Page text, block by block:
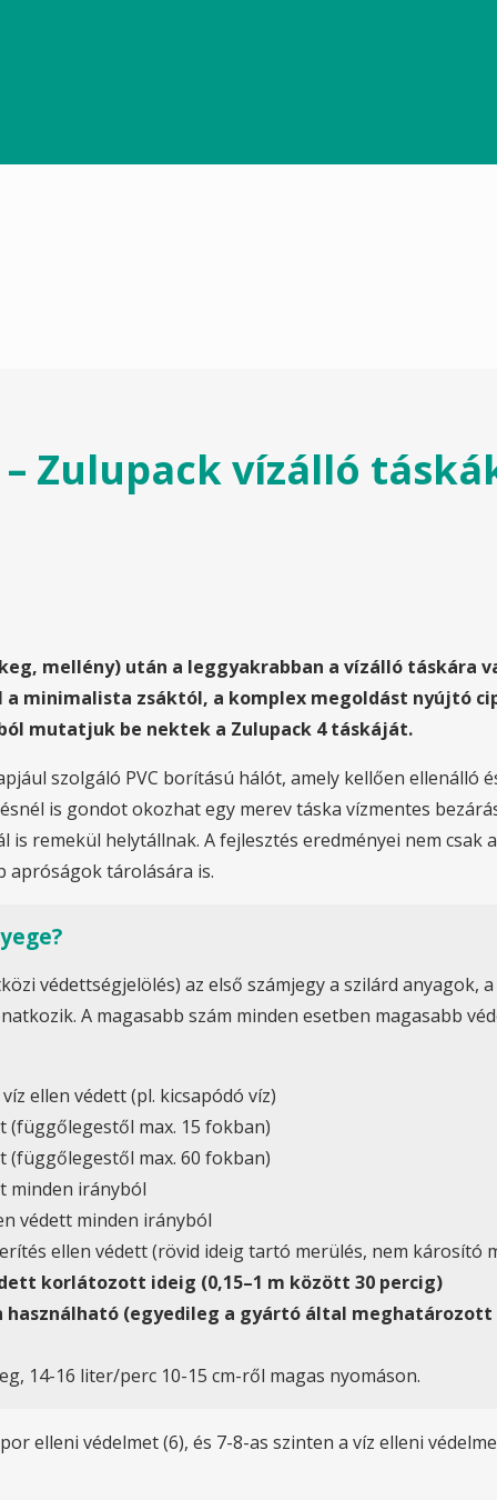
Zulupack vízálló
mellény) után a leggyakrabban a vízálló
minimalista zsáktól, a komplex megoldást nyújtó
mutatjuk be nektek a Zulupack 4 táskáját.
szolgáló PVC borítású hálót, amely kellően ellenálló
is gondot okozhat egy merev táska vízmentes
remekül helytállnak. A fejlesztés eredményei nem
apróságok tárolására is.
védettségjelölés) az első számjegy a szilárd anyagok,
A magasabb szám minden esetben magasabb
ellen védett (pl. kicsapódó víz)
(függőlegestől max. 15 fokban)
(függőlegestől max. 60 fokban)
minden irányból
védett minden irányból
ellen védett (rövid ideig tartó merülés, nem károsító
korlátozott ideig (0,15–1 m között 30 percig)
használható (egyedileg a gyártó által
14-16 liter/perc 10-15 cm-ről magas nyomáson.
elleni védelmet (6), és 7-8-as szinten a víz elleni